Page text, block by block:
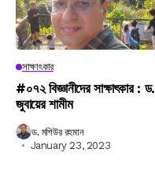
সাক্ষাৎকার
#০৭২ বিজ্ঞানীদের সাক্ষাৎকার : ড.
জুবায়ের শামীম
ড. মশিউর রহমান
January 23, 2023